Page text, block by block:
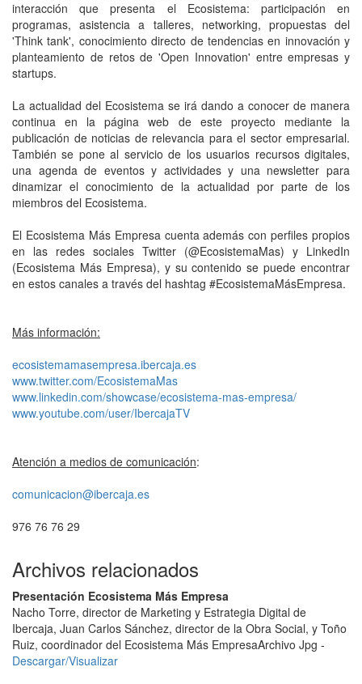
interacción que presenta el Ecosistema: participación en
programas, asistencia a talleres, networking, propuestas del
'Think tank', conocimiento directo de tendencias en innovación y
planteamiento de retos de 'Open Innovation' entre empresas y
startups.
La actualidad del Ecosistema se irá dando a conocer de manera
continua en la página web de este proyecto mediante la
publicación de noticias de relevancia para el sector empresarial.
También se pone al servicio de los usuarios recursos digitales,
una agenda de eventos y actividades y una newsletter para
dinamizar el conocimiento de la actualidad por parte de los
miembros del Ecosistema.
El Ecosistema Más Empresa cuenta además con perfiles propios
en las redes sociales Twitter (@EcosistemaMas) y LinkedIn
(Ecosistema Más Empresa), y su contenido se puede encontrar
en estos canales a través del hashtag #EcosistemaMásEmpresa.
Más información:
ecosistemamasempresa.ibercaja.es
www.twitter.com/EcosistemaMas
www.linkedin.com/showcase/ecosistema-mas-empresa/
www.youtube.com/user/IbercajaTV
Atención a medios de comunicación:
comunicacion@ibercaja.es
976 76 76 29
Archivos relacionados
Presentación Ecosistema Más Empresa
Nacho Torre, director de Marketing y Estrategia Digital de
Ibercaja, Juan Carlos Sánchez, director de la Obra Social, y Toño
Ruiz, coordinador del Ecosistema Más EmpresaArchivo Jpg -
Descargar/Visualizar